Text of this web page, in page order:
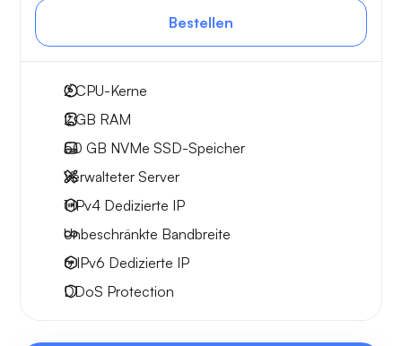
Bestellen
2CPU-Kerne
2 GB RAM
50 GB NVMe SSD-Speicher
Verwalteter Server
1 IPv4 Dedizierte IP
Unbeschränkte Bandbreite
6 IPv6 Dedizierte IP
DDoS Protection